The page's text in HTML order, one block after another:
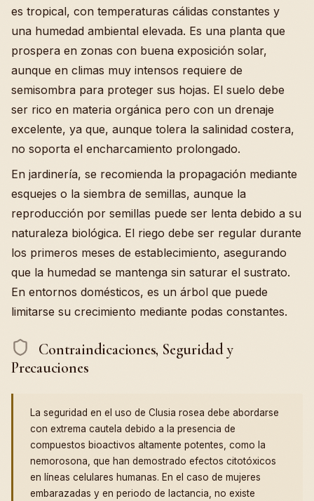
es tropical, con temperaturas cálidas constantes y
una humedad ambiental elevada. Es una planta que
prospera en zonas con buena exposición solar,
aunque en climas muy intensos requiere de
semisombra para proteger sus hojas. El suelo debe
ser rico en materia orgánica pero con un drenaje
excelente, ya que, aunque tolera la salinidad costera,
no soporta el encharcamiento prolongado.
En jardinería, se recomienda la propagación mediante
esquejes o la siembra de semillas, aunque la
reproducción por semillas puede ser lenta debido a su
naturaleza biológica. El riego debe ser regular durante
los primeros meses de establecimiento, asegurando
que la humedad se mantenga sin saturar el sustrato.
En entornos domésticos, es un árbol que puede
limitarse su crecimiento mediante podas constantes.
Contraindicaciones, Seguridad y
Precauciones
La seguridad en el uso de Clusia rosea debe abordarse
con extrema cautela debido a la presencia de
compuestos bioactivos altamente potentes, como la
nemorosona, que han demostrado efectos citotóxicos
en líneas celulares humanas. En el caso de mujeres
embarazadas y en periodo de lactancia, no existe